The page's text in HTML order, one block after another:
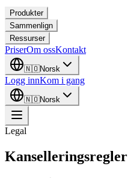
Produkter
Sammenlign
Ressurser
PriserOm ossKontakt
🇳🇴Norsk
Logg innKom i gang
🇳🇴Norsk
Legal
Kanselleringsregler